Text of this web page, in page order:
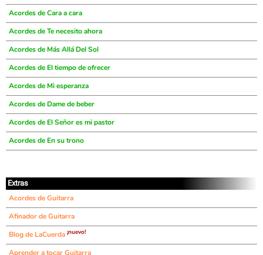
Acordes de Cara a cara
Acordes de Te necesito ahora
Acordes de Más Allá Del Sol
Acordes de El tiempo de ofrecer
Acordes de Mi esperanza
Acordes de Dame de beber
Acordes de El Señor es mi pastor
Acordes de En su trono
Extras
Acordes de Guitarra
Afinador de Guitarra
Blog de LaCuerda ¡nuevo!
Aprender a tocar Guitarra